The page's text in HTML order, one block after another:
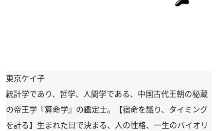
東京ケイ子
統計学であり、哲学、人間学である、中国古代王朝の秘蔵
の帝王学『算命学』の鑑定士。【宿命を識り、タイミング
を計る】生まれた日で決まる、人の性格、一生のバイオリ